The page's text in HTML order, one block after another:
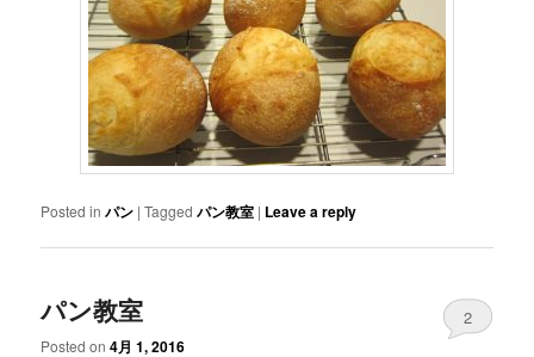
Posted in パン |Tagged パン教室 | Leave a reply
パン教室
Posted on4月 1, 2016
2